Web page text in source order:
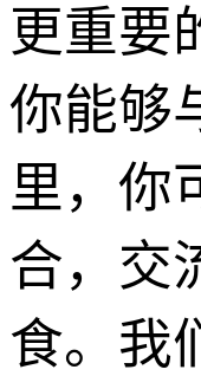
更重要
你能够
里，你
合，交
食。我